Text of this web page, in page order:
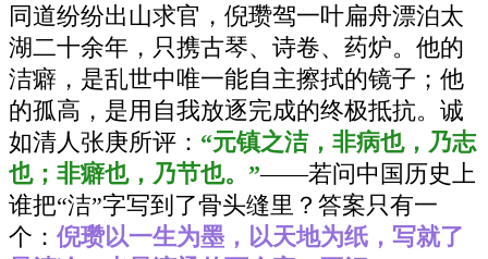
同道纷纷出山求官，倪瓒驾一叶扁舟漂泊太
湖二十余年，只携古琴、诗卷、药炉。他的
洁癖，是乱世中唯一能自主擦拭的镜子；他
的孤高，是用自我放逐完成的终极抵抗。诚
如清人张庚所评： “元镇之洁，非病也，乃志
也；非癖也，乃节也。”——若问中国历史上
谁把“洁”字写到了骨头缝里？答案只有一
个： 倪瓒以一生为墨，以天地为纸，写就了